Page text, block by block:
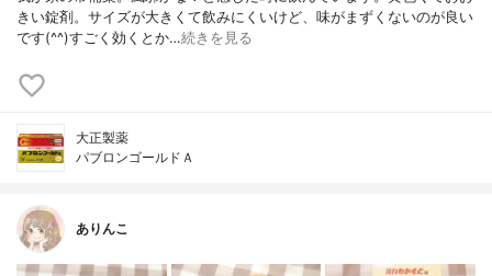
きい錠剤。サイズが大きくて飲みにくいけど、味がまずくないのが良い
です(⁠^⁠^⁠)すごく効くとか…続きを見る
大正製薬
パブロンゴールドＡ
ありんこ